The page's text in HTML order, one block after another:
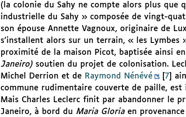
(la colonie du Sahy ne compte alors plus que
industrielle du Sahy » composée de vingt-
son épouse Annette Vagnoux, originaire de
s’installent alors sur un terrain, « les
proximité de la maison Picot, baptisée ainsi
Janeiro)soutien du projet de colonisation.
Michel Derrion et de Raymond Nénévé [ 7
commune rudimentaire couverte de paille, est
Mais Charles Leclerc finit par abandonner le
Janeiro, à bord du Maria Gloriaen provenance